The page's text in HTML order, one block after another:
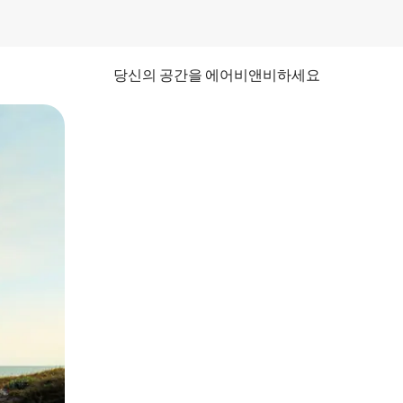
당신의 공간을 에어비앤비하세요